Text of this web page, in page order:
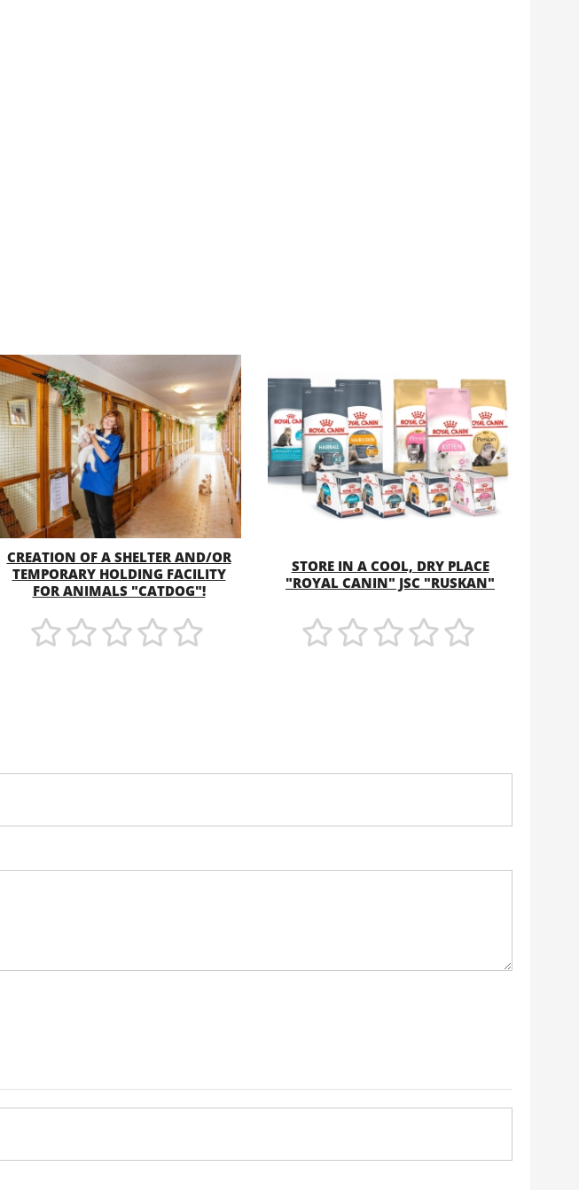
MORE
CREATION OF A SHELTER AND/OR
TEMPORARY HOLDING FACILITY
FOR ANIMALS "CATDOG"!
MORE
STORE IN A COOL, DRY PLACE
"ROYAL CANIN" JSC "RUSKAN"